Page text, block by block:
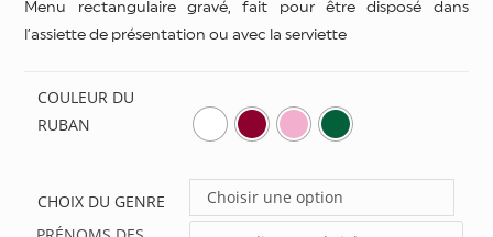
Menu rectangulaire gravé, fait pour être disposé dans
l’assiette de présentation ou avec la serviette
COULEUR DU
RUBAN
CHOIX DU GENRE
Choisir une option